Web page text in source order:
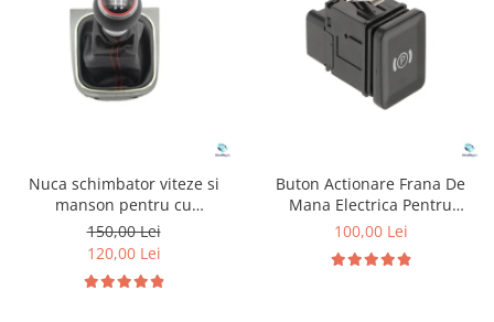
Volkswagen
Diverse
Dopuri anulare clapete admisie
Garnituri galerie admisie BMW
Produse cu discount de pana la
Eleron Portbagaj
Nuca schimbator viteze si
manson pentru cu
Volkswagen Golf 5
150,00 Lei
120,00 Lei
Buton Actionare Frana De
Mana Electrica Pentru
Volkswagen Passat B6
100,00 Lei